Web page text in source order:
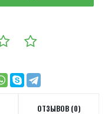
ОТЗЫВОВ (0)